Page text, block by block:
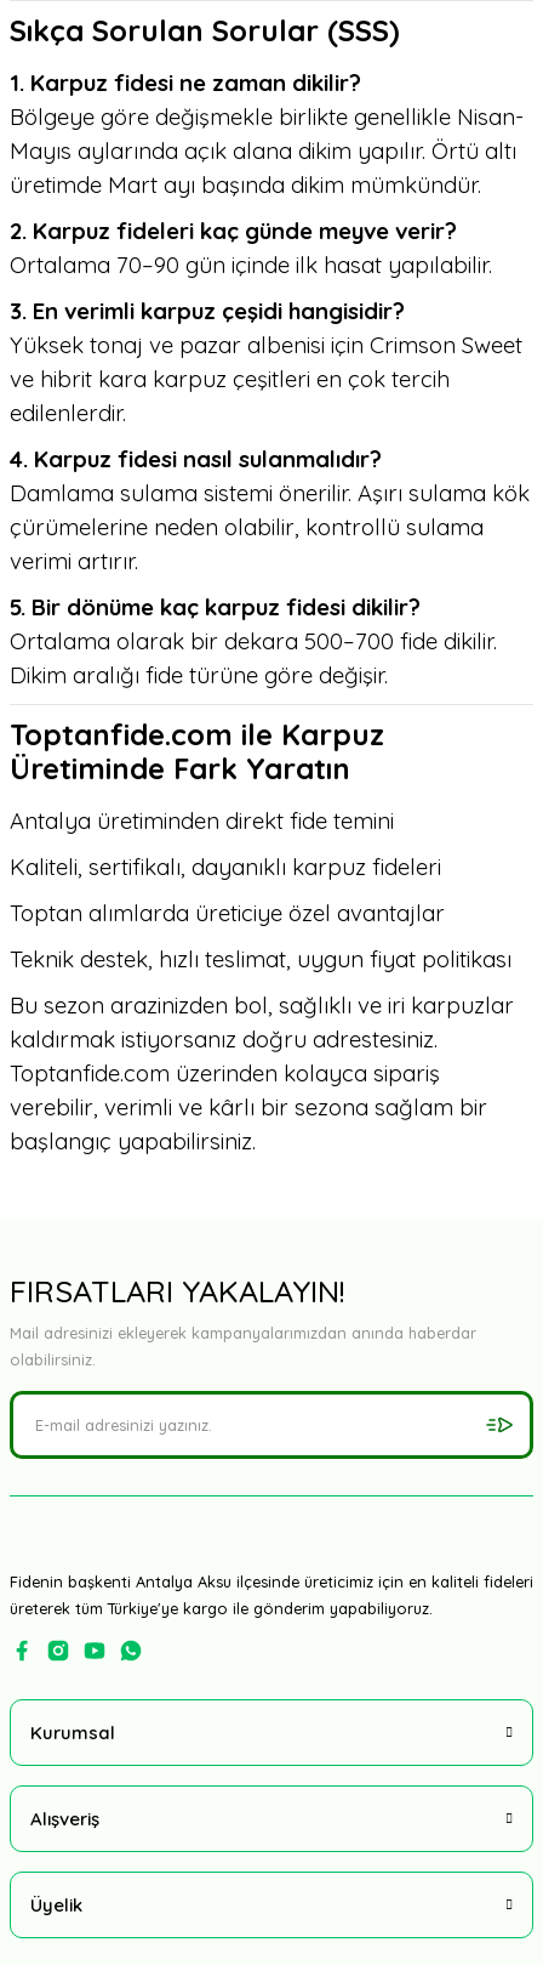
Sıkça Sorulan Sorular (SSS)
1. Karpuz fidesi ne zaman dikilir?
Bölgeye göre değişmekle birlikte genellikle Nisan-
Mayıs aylarında açık alana dikim yapılır. Örtü altı
üretimde Mart ayı başında dikim mümkündür.
2. Karpuz fideleri kaç günde meyve verir?
Ortalama 70–90 gün içinde ilk hasat yapılabilir.
3. En verimli karpuz çeşidi hangisidir?
Yüksek tonaj ve pazar albenisi için Crimson Sweet
ve hibrit kara karpuz çeşitleri en çok tercih
edilenlerdir.
4. Karpuz fidesi nasıl sulanmalıdır?
Damlama sulama sistemi önerilir. Aşırı sulama kök
çürümelerine neden olabilir, kontrollü sulama
verimi artırır.
5. Bir dönüme kaç karpuz fidesi dikilir?
Ortalama olarak bir dekara 500–700 fide dikilir.
Dikim aralığı fide türüne göre değişir.
Toptanfide.com ile Karpuz
Üretiminde Fark Yaratın
Antalya üretiminden direkt fide temini
Kaliteli, sertifikalı, dayanıklı karpuz fideleri
Toptan alımlarda üreticiye özel avantajlar
Teknik destek, hızlı teslimat, uygun fiyat politikası
Bu sezon arazinizden bol, sağlıklı ve iri karpuzlar
kaldırmak istiyorsanız doğru adrestesiniz.
Toptanfide.com üzerinden kolayca sipariş
verebilir, verimli ve kârlı bir sezona sağlam bir
başlangıç yapabilirsiniz.
FIRSATLARI YAKALAYIN!
Mail adresinizi ekleyerek kampanyalarımızdan anında haberdar
olabilirsiniz.
Fidenin başkenti Antalya Aksu ilçesinde üreticimiz için en kaliteli fideleri
üreterek tüm Türkiye'ye kargo ile gönderim yapabiliyoruz.
Kurumsal
Alışveriş
Üyelik